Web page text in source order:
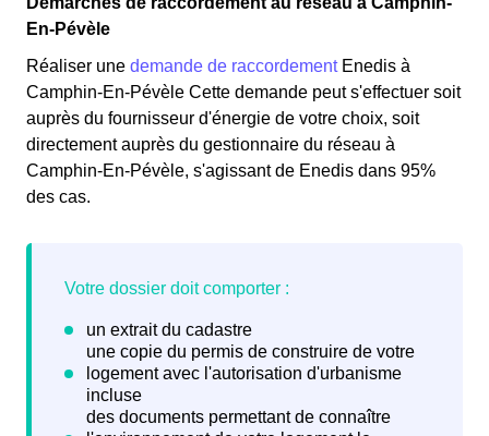
En-Pévèle
Réaliser une demande de raccordementEnedis à
Camphin-En-Pévèle Cette demande peut s'effectuer soit
auprès du fournisseur d'énergie de votre choix, soit
directement auprès du gestionnaire du réseau à
Camphin-En-Pévèle, s'agissant de Enedis dans 95%
des cas.